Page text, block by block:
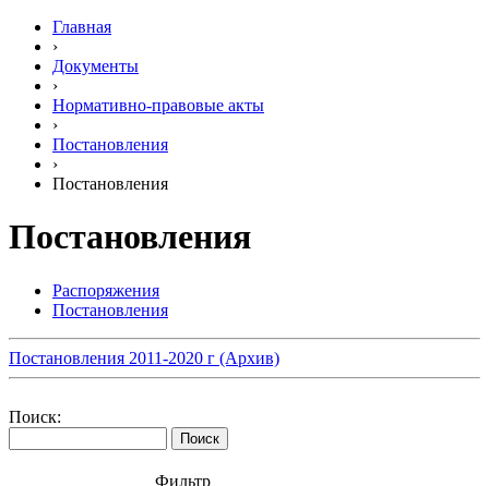
Главная
›
Документы
›
Нормативно-правовые акты
›
Постановления
›
Постановления
Постановления
Распоряжения
Постановления
Постановления 2011-2020 г (Архив)
Поиск:
Фильтр